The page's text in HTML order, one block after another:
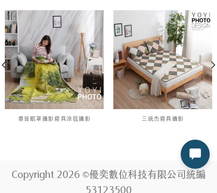
鼎晉眼罩攝影寢具涼毯攝影 三統杰寢具攝影
Copyright 2026 ©優奕數位科技有限公司統編
53123500